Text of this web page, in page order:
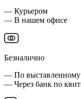
— Курьером
— В нашем офисе
Безналично
— По выставленному
— Через банк по